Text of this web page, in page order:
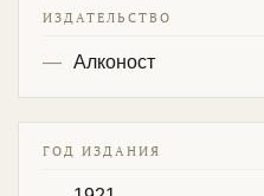
ИЗДАТЕЛЬСТВО
Алконост
ГОД ИЗДАНИЯ